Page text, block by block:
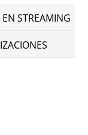
STREAMING